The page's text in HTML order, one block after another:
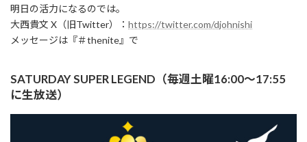
明日の活力になるのでは。
大西貴文 X（旧Twitter）： https://twitter.com/djohnishi
メッセージは『＃thenite』で
SATURDAY SUPER LEGEND（毎週土曜16:00～17:55
に生放送）